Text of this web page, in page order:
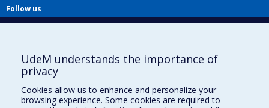
Follow us
Useful links
UdeM understands the importance of
privacy
Cookies allow us to enhance and personalize your
browsing experience. Some cookies are required to